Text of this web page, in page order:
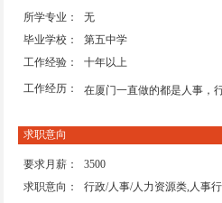
所学专业：
无
毕业学校：
第五中学
工作经验：
十年以上
工作经历： 在厦门一直做的都是人事，
求职意向
要求月薪：
3500
求职意向：
行政/人事/人力资源类,人事